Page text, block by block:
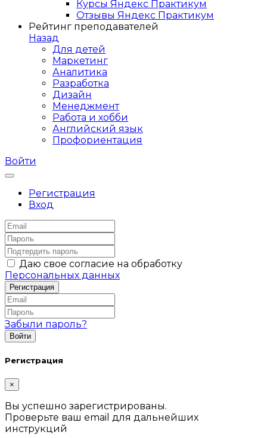
Курсы Яндекс Практикум
Отзывы Яндекс Практикум
Рейтинг преподавателей
Назад
Для детей
Маркетинг
Аналитика
Разработка
Дизайн
Менеджмент
Работа и хобби
Английский язык
Профориентация
Войти
Регистрация
Вход
Даю свое согласие на обработку
Персональных данных
Забыли пароль?
Регистрация
×
Вы успешно зарегистрированы.
Проверьте ваш email для дальнейших
инструкций